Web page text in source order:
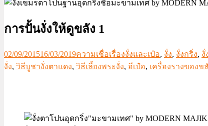
การปั้นงั่งให้ดูขลัง 1
02/09/201516/03/2019ความเชื่อเรื่องงั่งและเป๋อ, งั่ง, งั่งกริ่ง, งั่
งั่ง, วิธีบูชางั่งตาแดง, วิธีเลี้ยงพระงั่ง, อีเป๋อ, เครื่องรางของข